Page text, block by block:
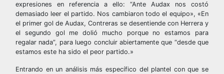
expresiones en referencia a ello: “Ante Audax nos costó
demasiado leer el partido. Nos cambiaron todo el equipo», «En
el primer gol de Audax, Contreras se desentiende con Herrera y
el segundo gol me dolió mucho porque no estamos para
regalar nada”, para luego concluir abiertamente que “desde que
estamos este ha sido el peor partido.»
Entrando en un análisis más específico del plantel con que se